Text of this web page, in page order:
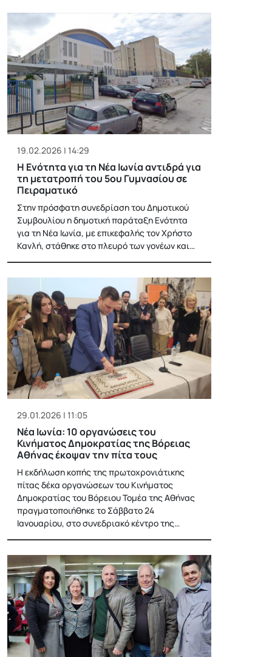
19.02.2026 | 14:29
Η Ενότητα για τη Νέα Ιωνία αντιδρά για
τη μετατροπή του 5ου Γυμνασίου σε
Πειραματικό
Στην πρόσφατη συνεδρίαση του Δημοτικού
Συμβουλίου η δημοτική παράταξη Ενότητα
για τη Νέα Ιωνία, με επικεφαλής τον Χρήστο
Κανλή, στάθηκε στο πλευρό των γονέων και…
29.01.2026 | 11:05
Νέα Ιωνία: 10 οργανώσεις του
Κινήματος Δημοκρατίας της Βόρειας
Αθήνας έκοψαν την πίτα τους
Η εκδήλωση κοπής της πρωτοχρονιάτικης
πίτας δέκα οργανώσεων του Κινήματος
Δημοκρατίας του Βόρειου Τομέα της Αθήνας
πραγματοποιήθηκε το Σάββατο 24
Ιανουαρίου, στο συνεδριακό κέντρο της…